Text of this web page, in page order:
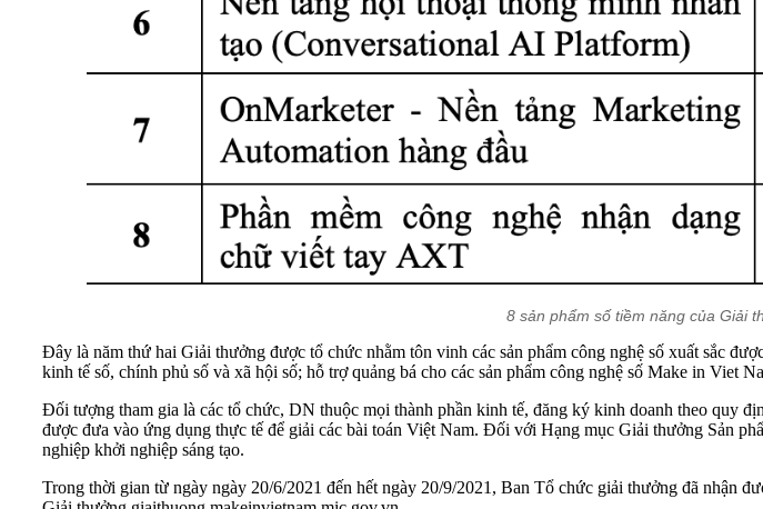
8 sản phẩm số tiềm năng của Giải
Đây là năm thứ hai Giải thưởng được tổ chức nhằm tôn vinh các sản phẩm công nghệ số xuất sắc
kinh tế số, chính phủ số và xã hội số; hỗ trợ quảng bá cho các sản phẩm công nghệ số Make in Viet
Đối tượng tham gia là các tổ chức, DN thuộc mọi thành phần kinh tế, đăng ký kinh doanh theo quy
được đưa vào ứng dụng thực tế để giải các bài toán Việt Nam. Đối với Hạng mục Giải thưởng Sản
nghiệp khởi nghiệp sáng tạo.
Trong thời gian từ ngày ngày 20/6/2021 đến hết ngày 20/9/2021, Ban Tổ chức giải thưởng đã nhận